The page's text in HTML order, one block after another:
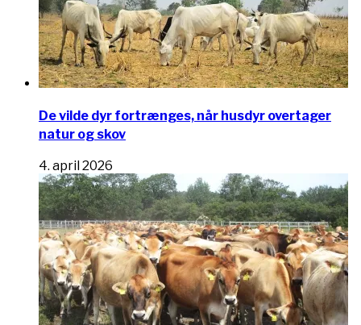
De vilde dyr fortrænges, når husdyr overtager
natur og skov
4. april 2026